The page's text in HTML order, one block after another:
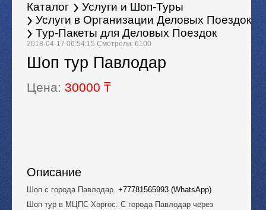
Каталог
Услуги и Шоп-Туры
Услуги в Организации Деловых Поездок
Тур-Пакеты для Деловых Поездок
2018-04-17 06:54:15 Смотрели: 6100
Шоп тур Павлодар
Цена: 30000 ₸
Описание
Шоп с города Павлодар. +77781565993 (WhatsApp)
Шоп тур в МЦПС Хоргос. С города Павлодар через